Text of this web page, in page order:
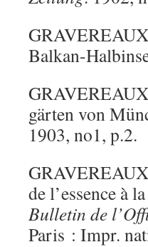
Balkan-
gärten von
1903, no1, p.2.
de l’essence à
Bulletin de
Paris : Impr.